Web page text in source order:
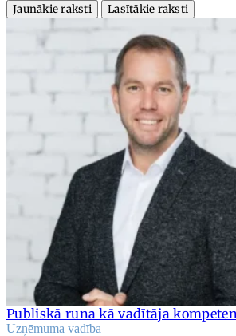
Jaunākie raksti
Lasītākie raksti
Publiskā runa kā vadītāja
Uzņēmuma vadība